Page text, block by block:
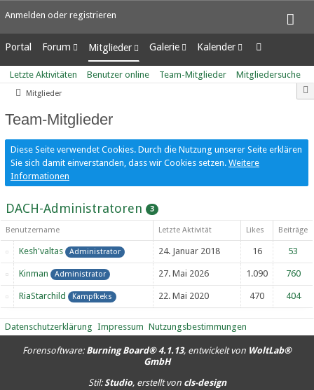
Anmelden oder registrieren
Portal Forum
Unerledigte Themen
Mitglieder
Letzte Aktivitäten
Benutzer online
Mitgliedersuche
Galerie
Alben
Bilder
Kalender
Wochenansicht
Tagesansicht
Letzte Aktivitäten Benutzer online Team-Mitglieder Mitgliedersuche
Mitglieder
Team-Mitglieder
Diese Seite verwendet Cookies. Durch die Nutzung unserer Seite erklären
Sie sich damit einverstanden, dass wir Cookies setzen. Weitere
Informationen
DACH-Administratoren 3
Benutzername Letzte Aktivität Likes Beiträge
Kesh'valtas Administrator 24. Januar 2018 16 53
Kinman Administrator 27. Mai 2026 1.090 760
RiaStarchild Kampfkeks 22. Mai 2020 470 404
Datenschutzerklärung Impressum Nutzungsbestimmungen
Forensoftware: Burning Board® 4.1.13, entwickelt von WoltLab®
GmbH
Stil:Studio, erstellt von cls-design